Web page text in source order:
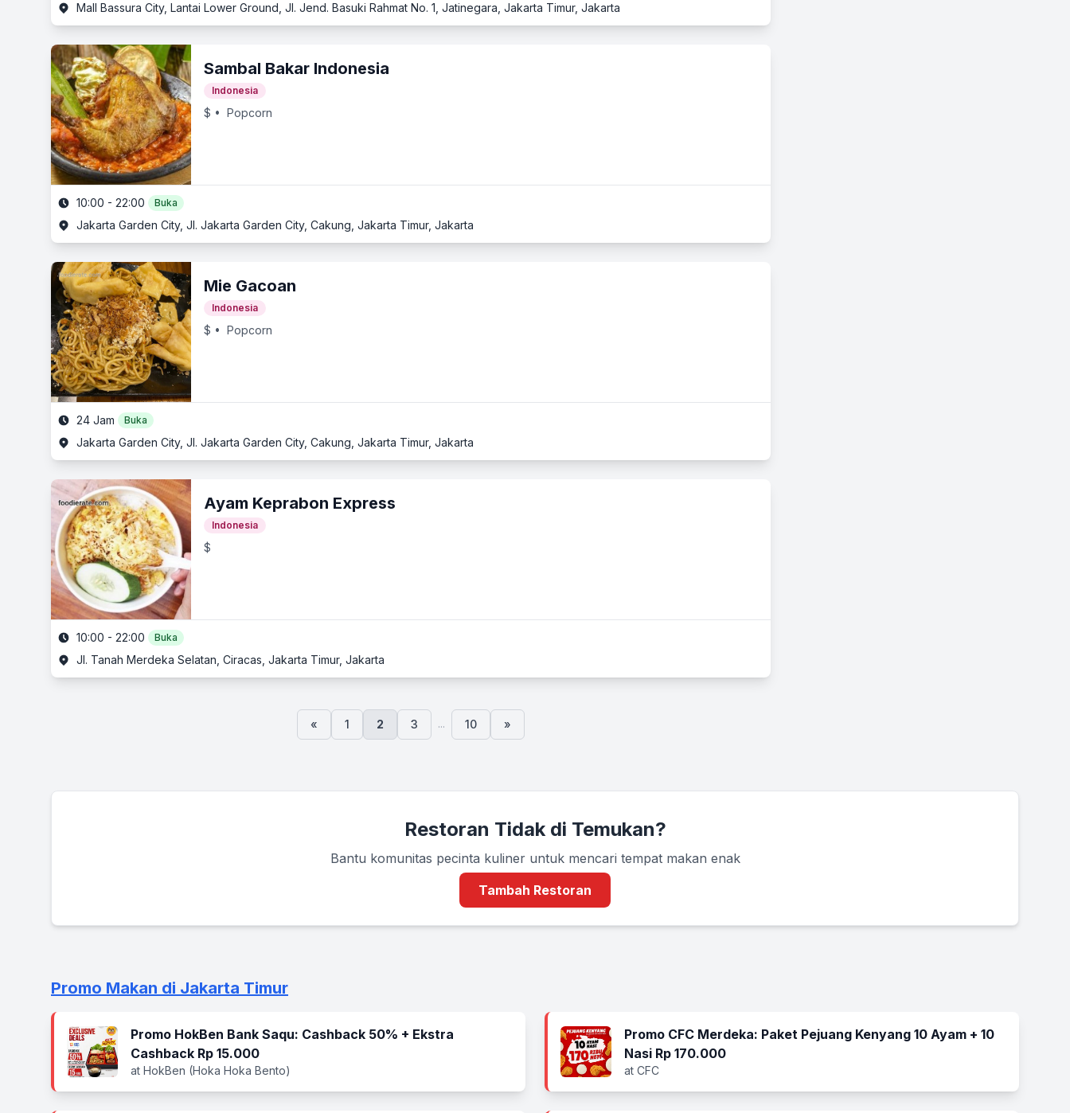
Mall Bassura City, Lantai Lower Ground, Jl. Jend. Basuki Rahmat No. 1, Jatinegara, Jakarta Timur, Jakarta
Sambal Bakar Indonesia
Indonesia
$ • Popcorn
10:00 - 22:00 Buka
Jakarta Garden City, Jl. Jakarta Garden City, Cakung, Jakarta Timur, Jakarta
Mie Gacoan
Indonesia
$ • Popcorn
24 Jam Buka
Jakarta Garden City, Jl. Jakarta Garden City, Cakung, Jakarta Timur, Jakarta
Ayam Keprabon Express
Indonesia
$
10:00 - 22:00 Buka
Jl. Tanah Merdeka Selatan, Ciracas, Jakarta Timur, Jakarta
« 1 2 3 ... 10 »
Restoran Tidak di Temukan?
Bantu komunitas pecinta kuliner untuk mencari tempat makan enak
Tambah Restoran
Promo Makan di Jakarta Timur
Promo HokBen Bank Saqu: Cashback 50% + Ekstra
Cashback Rp 15.000
at HokBen (Hoka Hoka Bento)
Promo CFC Merdeka: Paket Pejuang Kenyang 10 Ayam + 10
Nasi Rp 170.000
at CFC